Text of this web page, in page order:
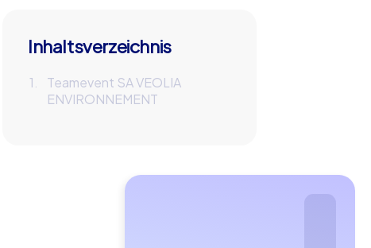
Inhaltsverzeichnis
Teamevent SA VEOLIA
ENVIRONNEMENT